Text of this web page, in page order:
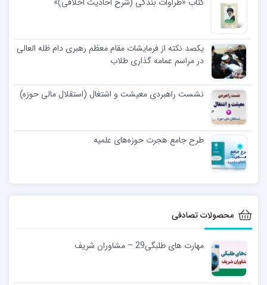
یکصد نکته از فرمایشات مقام معظم رهبری دام ظله العالی
در مراسم عمامه گذاری طلاب
نشست راهبردی معیشت و اشتغال (استقلال مالی حوزه)
طرح جامع هجرت حوزه‌های علمیه
محصولات تصادفی
مهارت های طلبگی29 – مشاوران شریف